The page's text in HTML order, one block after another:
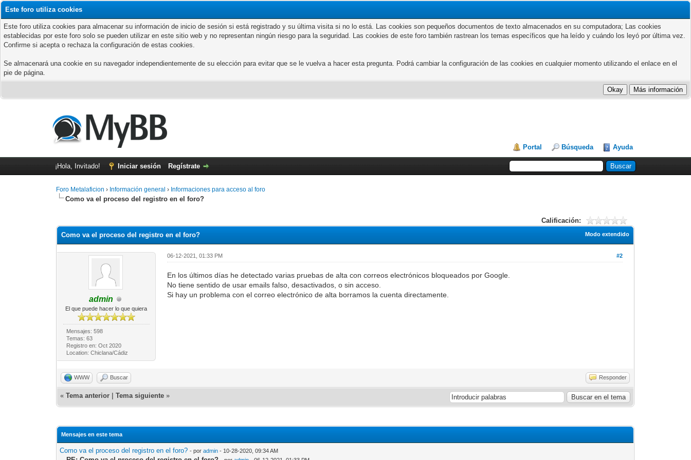
Este foro utiliza cookies
Este foro utiliza cookies para almacenar su información de inicio de sesión si está registrado y su última visita si no lo está. Las cookies son pequeños documentos de texto almacenados en su computadora; Las cookies
establecidas por este foro solo se pueden utilizar en este sitio web y no representan ningún riesgo para la seguridad. Las cookies de este foro también rastrean los temas específicos que ha leído y cuándo los leyó por última vez.
Confirme si acepta o rechaza la configuración de estas cookies.
Se almacenará una cookie en su navegador independientemente de su elección para evitar que se le vuelva a hacer esta pregunta. Podrá cambiar la configuración de las cookies en cualquier momento utilizando el enlace en el
pie de página.
Portal Búsqueda Ayuda
¡Hola, Invitado! Iniciar sesión Regístrate
Foro Metalaficion › Información general › Informaciones para acceso al foro
Como va el proceso del registro en el foro?
Calificación:
Modo extendido
Como va el proceso del registro en el foro?
admin
El que puede hacer lo que quiera
Mensajes: 598
Temas: 63
Registro en: Oct 2020
Location: Chiclana/Cádiz
#2
06-12-2021, 01:33 PM
En los últimos días he detectado varias pruebas de alta con correos electrónicos bloqueados por Google.
No tiene sentido de usar emails falso, desactivados, o sin acceso.
Si hay un problema con el correo electrónico de alta borramos la cuenta directamente.
WWW Buscar Responder
«Tema anterior |Tema siguiente »
Mensajes en este tema
Como va el proceso del registro en el foro? - poradmin - 10-28-2020, 09:34 AM